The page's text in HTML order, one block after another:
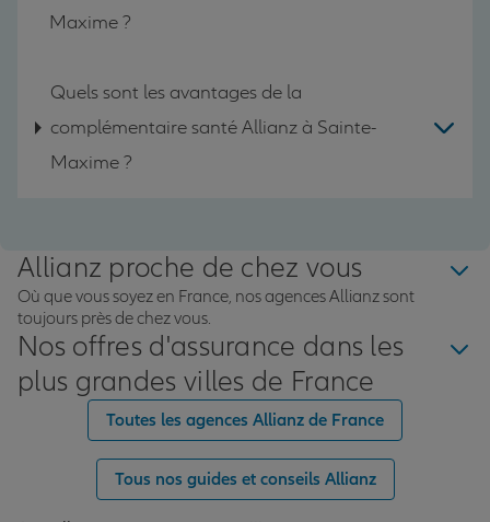
Maxime ?
Quels sont les avantages de la
complémentaire santé Allianz à Sainte-
Maxime ?
Allianz proche de chez vous
Où que vous soyez en France, nos agences Allianz sont
toujours près de chez vous.
Nos offres d'assurance dans les
plus grandes villes de France
Toutes les agences Allianz de France
Tous nos guides et conseils Allianz